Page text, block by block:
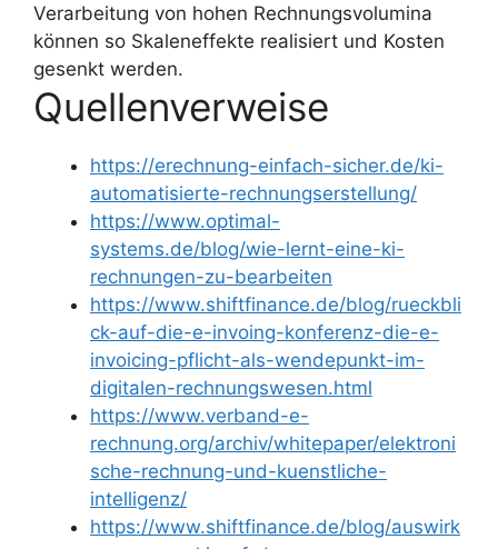
Verarbeitung von hohen Rechnungsvolumina
können so Skaleneffekte realisiert und Kosten
gesenkt werden.
Quellenverweise
https://erechnung-einfach-sicher.de/ki-
automatisierte-rechnungserstellung/
https://www.optimal-
systems.de/blog/wie-lernt-eine-ki-
rechnungen-zu-bearbeiten
https://www.shiftfinance.de/blog/rueckbli
ck-auf-die-e-invoing-konferenz-die-e-
invoicing-pflicht-als-wendepunkt-im-
digitalen-rechnungswesen.html
https://www.verband-e-
rechnung.org/archiv/whitepaper/elektroni
sche-rechnung-und-kuenstliche-
intelligenz/
https://www.shiftfinance.de/blog/auswirk